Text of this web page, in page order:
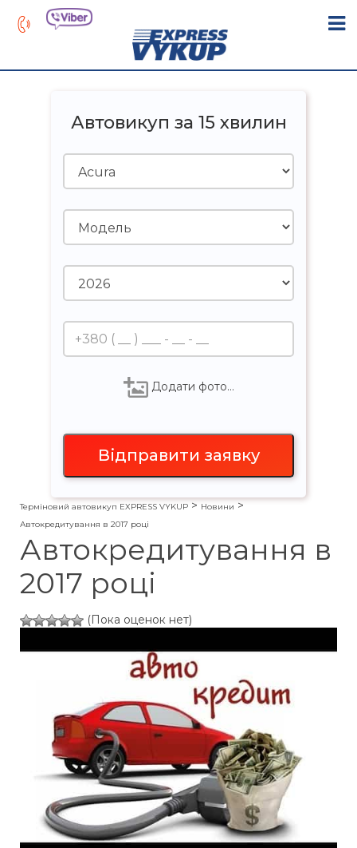
Автовикуп за 15 хвилин
Додати фото…
Терміновий автовикуп EXPRESS VYKUP > Новини >
Автокредитування в 2017 році
Автокредитування в
2017 році
(Пока оценок нет)